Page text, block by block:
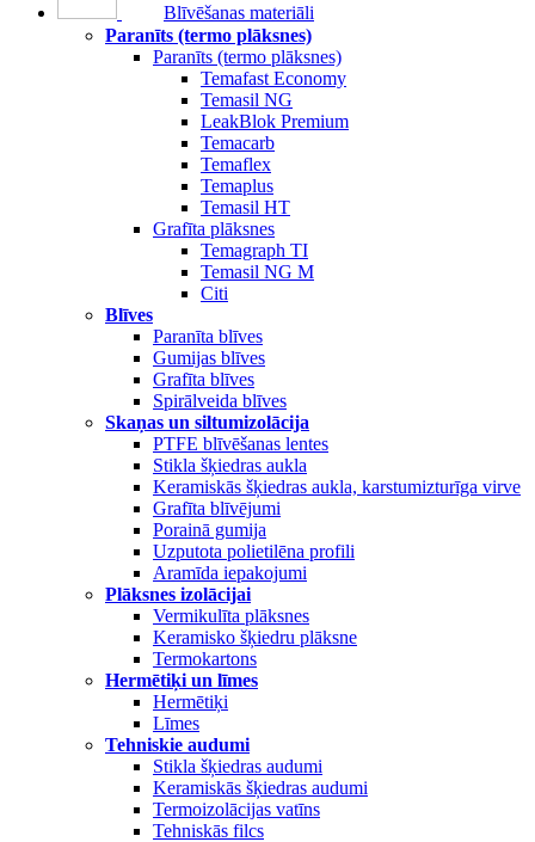
Blīvēšanas materiāli
Paranīts (termo plāksnes)
Paranīts (termo plāksnes)
Temafast Economy
Temasil NG
LeakBlok Premium
Temacarb
Temaflex
Temaplus
Temasil HT
Grafīta plāksnes
Temagraph TI
Temasil NG M
Citi
Blīves
Paranīta blīves
Gumijas blīves
Grafīta blīves
Spirālveida blīves
Skaņas un siltumizolācija
PTFE blīvēšanas lentes
Stikla šķiedras aukla
Keramiskās šķiedras aukla, karstumizturīga virve
Grafīta blīvējumi
Porainā gumija
Uzputota polietilēna profili
Aramīda iepakojumi
Plāksnes izolācijai
Vermikulīta plāksnes
Keramisko šķiedru plāksne
Termokartons
Hermētiķi un līmes
Hermētiķi
Līmes
Tehniskie audumi
Stikla šķiedras audumi
Keramiskās šķiedras audumi
Termoizolācijas vatīns
Tehniskās filcs